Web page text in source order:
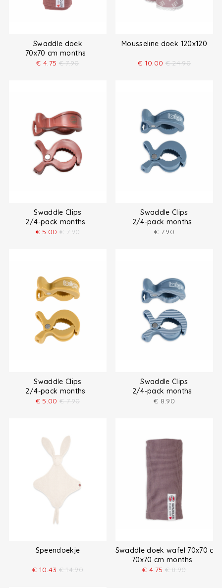
Swaddle doek
70x70 cm months
€ 4.75 € 7.90
Mousseline doek 120x120
€ 10.00 € 24.90
Swaddle Clips
2/4-pack months
€ 5.00 € 7.90
Swaddle Clips
2/4-pack months
€ 7.90
Swaddle Clips
2/4-pack months
€ 5.00 € 7.90
Swaddle Clips
2/4-pack months
€ 8.90
Speendoekje
€ 10.43 € 14.90
Swaddle doek wafel 70x70 cm
70x70 cm months
€ 4.75 € 8.90